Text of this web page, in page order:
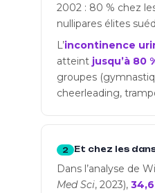
2002 : 80 % chez
nullipares élites
L’incontinence
atteint jusqu’à 80
groupes
cheerleading,
2 Et chez les
Dans l’analyse de
Med Sci, 2023), 34,6